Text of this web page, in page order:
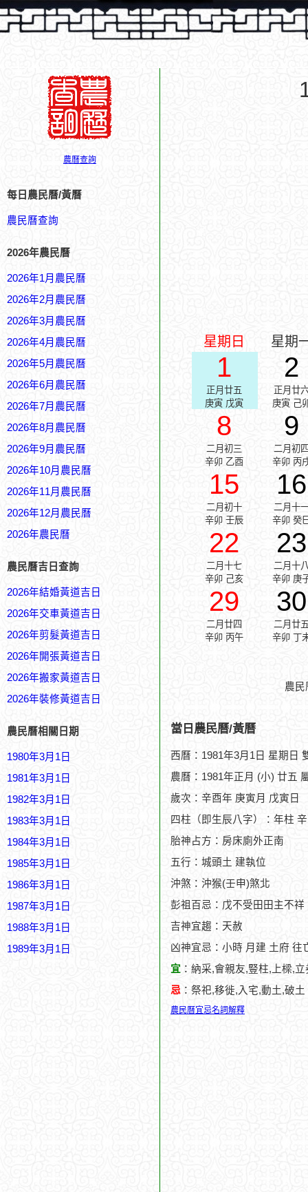
農曆查詢
每日農民曆/黃曆
農民曆查詢
2026年農民曆
2026年1月農民曆
2026年2月農民曆
2026年3月農民曆
2026年4月農民曆
2026年5月農民曆
2026年6月農民曆
2026年7月農民曆
2026年8月農民曆
2026年9月農民曆
2026年10月農民曆
2026年11月農民曆
2026年12月農民曆
2026年農民曆
農民曆吉日查詢
2026年結婚黃道吉日
2026年交車黃道吉日
2026年剪髮黃道吉日
2026年開張黃道吉日
2026年搬家黃道吉日
2026年裝修黃道吉日
農民曆相關日期
1980年3月1日
1981年3月1日
1982年3月1日
1983年3月1日
1984年3月1日
1985年3月1日
1986年3月1日
1987年3月1日
1988年3月1日
1989年3月1日
星期日 星期
1
正月廿五
庚寅 戊寅
2
正月廿
庚寅 己
8
二月初三
辛卯 乙酉
9
二月初
辛卯 丙
15
二月初十
辛卯 壬辰
16
二月十
辛卯 癸
22
二月十七
辛卯 己亥
23
二月十
辛卯 庚
29
二月廿四
辛卯 丙午
30
二月廿
辛卯 丁
農
當日農民曆/黃曆
西曆：1981年3月1日 星期日
農曆：1981年正月 (小) 廿五
歲次：辛酉年 庚寅月 戊寅日
四柱（即生辰八字）：年柱
胎神占方：房床廁外正南
五行：城頭土 建執位
沖煞：沖猴(壬申)煞北
彭祖百忌：戊不受田田主不
吉神宜趨：天赦
凶神宜忌：小時 月建 土府 往
宜 ：納采,會親友,豎柱,上樑,
忌 ：祭祀,移徙,入宅,動土,破土
農民曆宜忌名詞解釋